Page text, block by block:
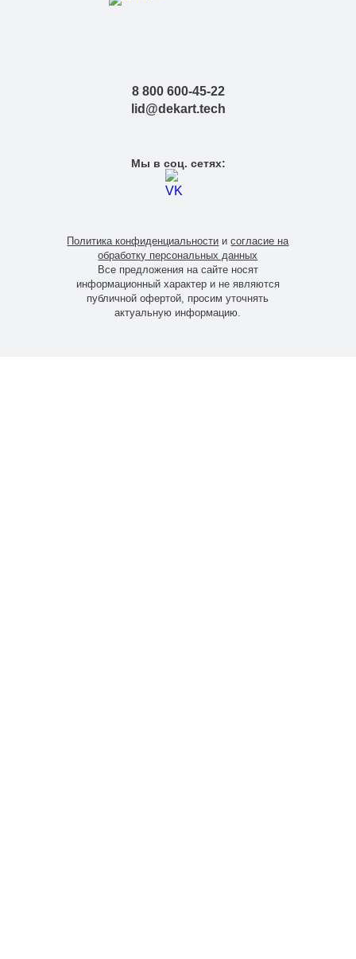
8 800 600-45-22
lid@dekart.tech
Мы в соц. сетях:
Все предложения на сайте носят
информационный характер и не являются
публичной офертой, просим уточнять
актуальную информацию.
Политика конфиденциальности исогласие на
обработку персональных данных